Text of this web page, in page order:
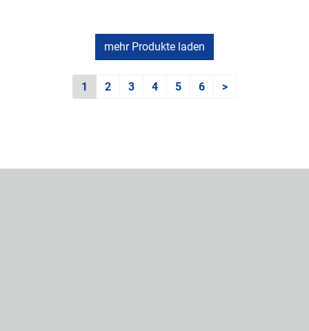
mehr Produkte laden
1 2 3 4 5 6 >